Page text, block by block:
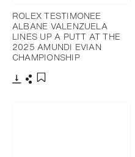
ROLEX TESTIMONEE
ALBANE VALENZUELA
LINES UP A PUTT AT THE
2025 AMUNDI EVIAN
CHAMPIONSHIP